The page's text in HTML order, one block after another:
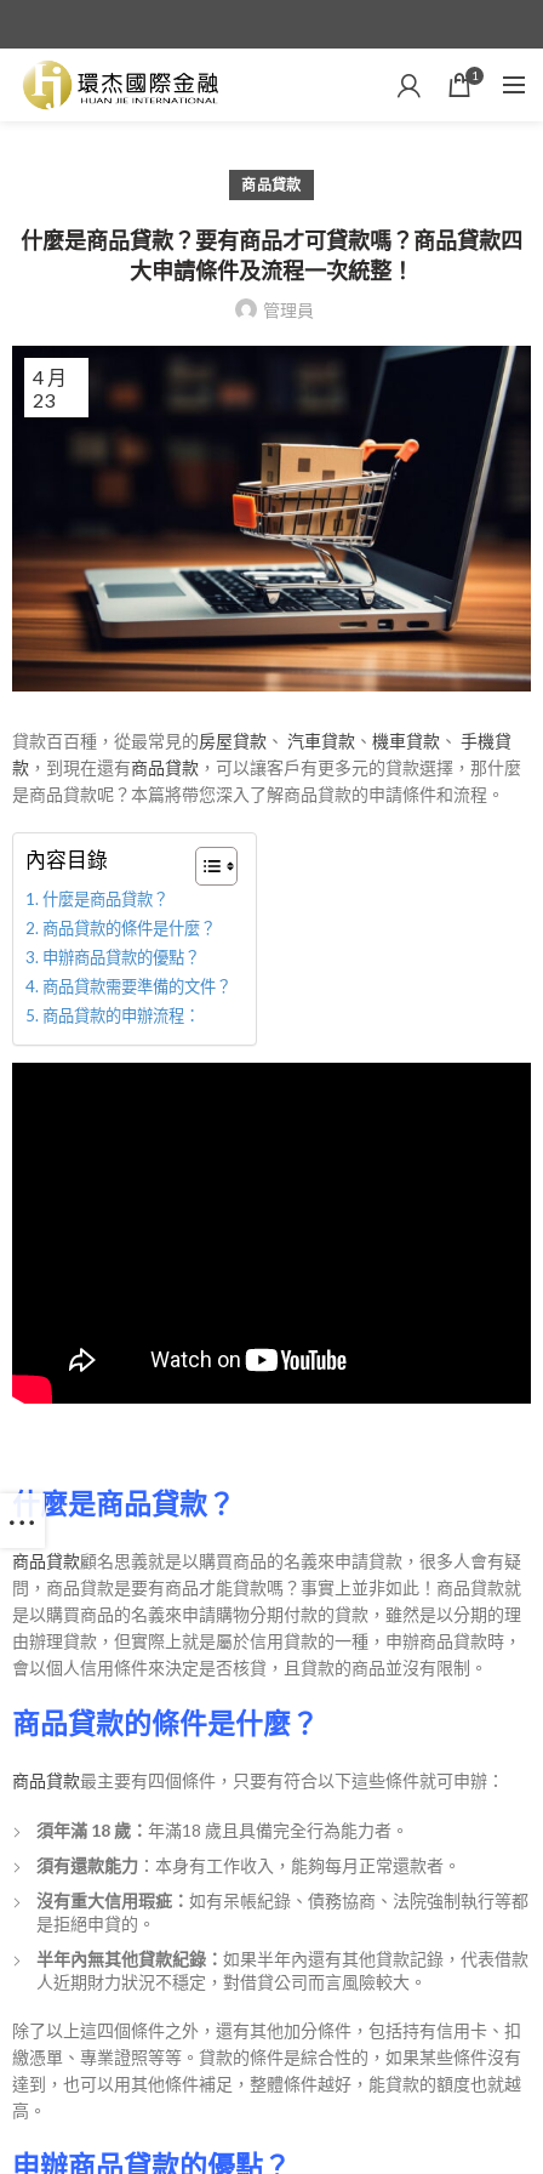
1
商品貸款
什麼是商品貸款？要有商品才可貸款嗎？商品貸款四
大申請條件及流程一次統整！
管理員
23
4 月
貸款百百種，從最常見的房屋貸款 、 汽車貸款 、 機車貸款 、 手機貸
款 ，到現在還有商品貸款 ，可以讓客戶有更多元的貸款選擇，那什麼
是商品貸款呢？本篇將帶您深入了解商品貸款的申請條件和流程。
內容目錄
什麼是商品貸款？
商品貸款的條件是什麼？
申辦商品貸款的優點？
商品貸款需要準備的文件？
商品貸款的申辦流程：
什麼是商品貸款？
商品貸款顧名思義就是以購買商品的名義來申請貸款，很多人會有疑
問，商品貸款是要有商品才能貸款嗎？事實上並非如此！商品貸款就
是以購買商品的名義來申請購物分期付款的貸款，雖然是以分期的理
由辦理貸款，但實際上就是屬於信用貸款的一種，申辦商品貸款時，
會以個人信用條件來決定是否核貸，且貸款的商品並沒有限制。
商品貸款的條件是什麼？
商品貸款最主要有四個條件，只要有符合以下這些條件就可申辦：
須年滿 18 歲： 年滿18 歲且具備完全行為能力者。
須有還款能力 ：本身有工作收入，能夠每月正常還款者。
沒有重大信用瑕疵 ： 如有呆帳紀錄、債務協商、法院強制執行等都
是拒絕申貸的。
半年內無其他貸款紀錄： 如果半年內還有其他貸款記錄，代表借款
人近期財力狀況不穩定，對借貸公司而言風險較大。
除了以上這四個條件之外，還有其他加分條件，包括持有信用卡、扣
繳憑單、專業證照等等。貸款的條件是綜合性的，如果某些條件沒有
達到，也可以用其他條件補足，整體條件越好，能貸款的額度也就越
高。